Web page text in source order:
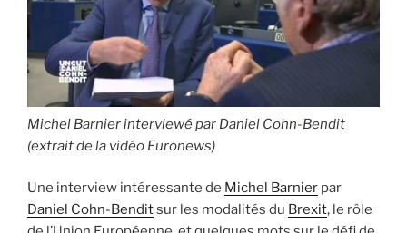
Michel Barnier interviewé par Daniel Cohn-Bendit
(extrait de la vidéo Euronews)
Une interview intéressante de Michel Barnier par
Daniel Cohn-Benditsur les modalités du Brexit, le rôle